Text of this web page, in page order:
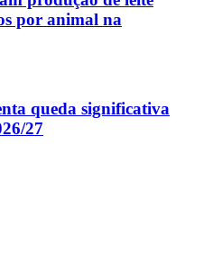
por animal na
queda significativa
27